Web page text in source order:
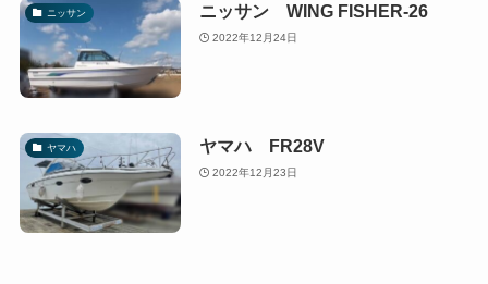
ニッサン ニッサン WING FISHER-26
2022年12月24日
ヤマハ ヤマハ FR28V
2022年12月23日